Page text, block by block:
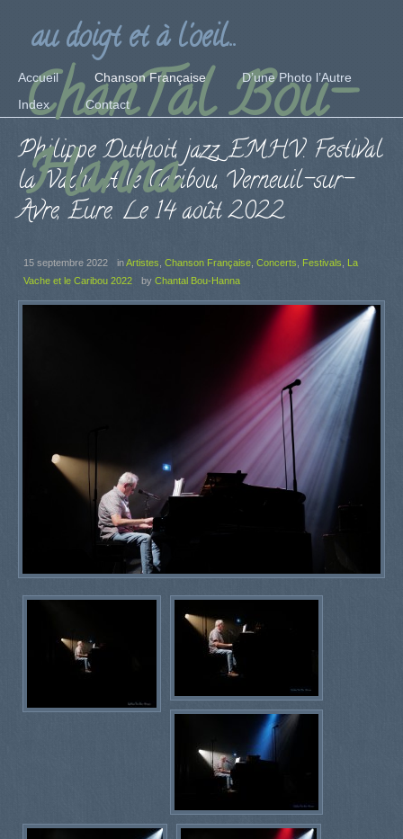
ChanTal Bou-
Hanna
au doigt et à l'oeil...
Accueil Chanson Française
D’une Photo l’Autre
Index
Contact
Philippe Duthoit, jazz, EMHV. Festival
la Vache et le Caribou, Verneuil-sur-
Avre, Eure. Le 14 août 2022
15 septembre 2022 inArtistes, Chanson Française, Concerts, Festivals, La
Vache et le Caribou 2022
by Chantal Bou-Hanna